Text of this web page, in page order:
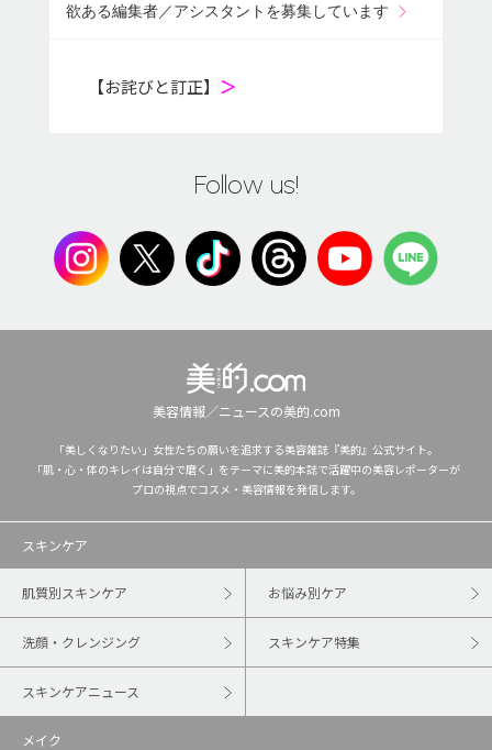
欲ある編集者／アシスタントを募集しています
【お詫びと訂正】 ＞
Follow us!
美容情報／ニュースの美的.com
「美しくなりたい」女性たちの願いを追求する美容雑誌『美的』公式サイト。
「肌・心・体のキレイは自分で磨く」をテーマに美的本誌で活躍中の美容レポーターが
プロの視点でコスメ・美容情報を発信します。
スキンケア
肌質別スキンケア お悩み別ケア
洗顔・クレンジング スキンケア特集
スキンケアニュース
メイク